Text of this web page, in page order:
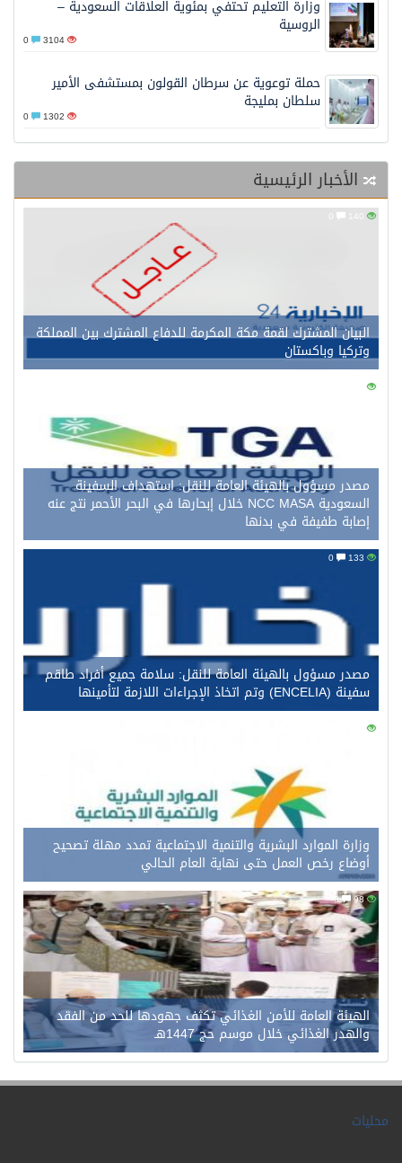
وزارة التعليم تحتفي بمئوية العلاقات السعودية –
الروسية
3104
حملة توعوية عن سرطان القولون بمستشفى الأمير
سلطان بمليجة
1302
الأخبار الرئيسية
البيان المشترك لقمة مكة المكرمة للدفاع المشترك بين المملكة
وتركيا وباكستان
145
مصدر مسؤول بالهيئة العامة للنقل: استهداف السفينة
السعودية NCC MASA خلال إبحارها في البحر الأحمر نتج عنه
إصابة طفيفة في بدنها
مصدر مسؤول بالهيئة العامة للنقل: سلامة جميع أفراد طاقم
سفينة (ENCELIA) وتم اتخاذ الإجراءات اللازمة لتأمينها
117
وزارة الموارد البشرية والتنمية الاجتماعية تمدد مهلة تصحيح
أوضاع رخص العمل حتى نهاية العام الحالي
98
0
الهيئة العامة للأمن الغذائي تكثف جهودها للحد من الفقد
والهدر الغذائي خلال موسم حج 1447هـ
محليات